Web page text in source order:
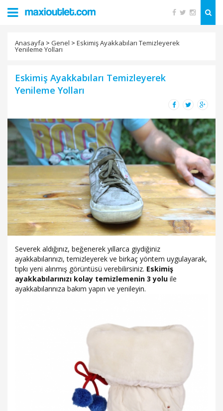
Anasayfa > Genel > Eskimiş Ayakkabıları Temizleyerek
Yenileme Yolları
Eskimiş Ayakkabıları Temizleyerek
Yenileme Yolları
Severek aldığınız, beğenerek yıllarca giydiğiniz
ayakkabılarınızı, temizleyerek ve birkaç yöntem uygulayarak,
tıpkı yeni alınmış görüntüsü verebilirsiniz. Eskimiş
ayakkabılarınızı kolay temizlemenin 3 yolu ile
ayakkabılarınıza bakım yapın ve yenileyin.